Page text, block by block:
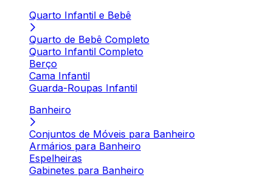
Quarto Infantil e Bebê
Quarto de Bebê Completo
Quarto Infantil Completo
Berço
Cama Infantil
Guarda-Roupas Infantil
Banheiro
Conjuntos de Móveis para Banheiro
Armários para Banheiro
Espelheiras
Gabinetes para Banheiro